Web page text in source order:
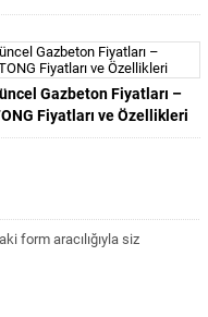
Gazbeton Fiyatları –
Fiyatları ve Özellikleri
form aracılığıyla siz